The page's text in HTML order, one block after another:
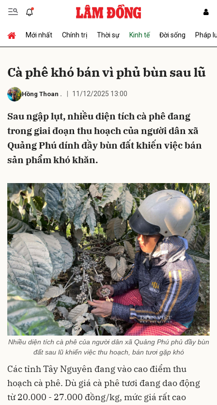
Mới nhất Chính trị Thời sự Kinh tế Đời sống Pháp
Cà phê khó bán vì phủ bùn sau lũ
Hồng Thoan . 11/12/2025 13:00
Sau ngập lụt, nhiều diện tích cà phê đang
trong giai đoạn thu hoạch của người dân xã
Quảng Phú dính đầy bùn đất khiến việc bán
sản phẩm khó khăn.
Nhiều diện tích cà phê của người dân xã Quảng Phú phủ đầy bùn
đất sau lũ khiến việc thu hoạch, bán tươi gặp khó
Các tỉnh Tây Nguyên đang vào cao điểm thu
hoạch cà phê. Dù giá cà phê tươi đang dao động
từ 20.000 - 27.000 đồng/kg, mức giá rất cao
Gửi bình luận
Hủy Gửi